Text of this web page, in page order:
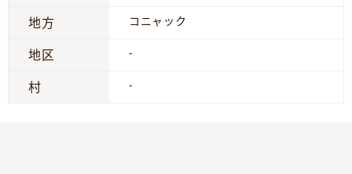
地方 コニャック
地区 -
村 -